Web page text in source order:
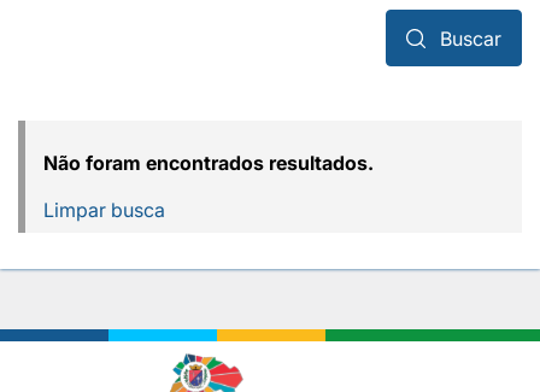
Buscar
Não foram encontrados resultados.
Limpar busca